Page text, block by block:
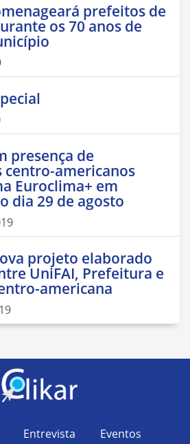
prefeitos de
os 70 anos de
presença de
centro-americanos
Euroclima+ em
dia 29 de agosto
projeto elaborado
UniFAI, Prefeitura e
americana
Entrevista Eventos